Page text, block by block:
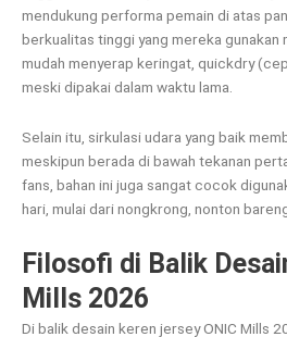
mendukung performa pemain di atas
berkualitas tinggi yang mereka gunakan
mudah menyerap keringat, quickdry
meski dipakai dalam waktu lama.
Selain itu, sirkulasi udara yang baik
meskipun berada di bawah tekanan
fans, bahan ini juga sangat cocok
hari, mulai dari nongkrong, nonton
Filosofi di Balik
Mills 2026
Di balik desain keren jersey ONIC Mills